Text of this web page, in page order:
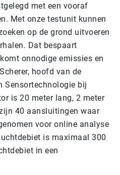
met een vooraf
Met onze testunit kunnen
op de grond uitvoeren
Dat bespaart
onnodige emissies en
hoofd van de
Sensortechnologie bij
is 20 meter lang, 2 meter
40 aansluitingen waar
voor online analyse
is maximaal 300
in een